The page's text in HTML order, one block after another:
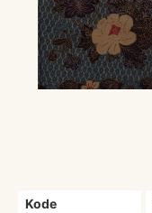
Kode